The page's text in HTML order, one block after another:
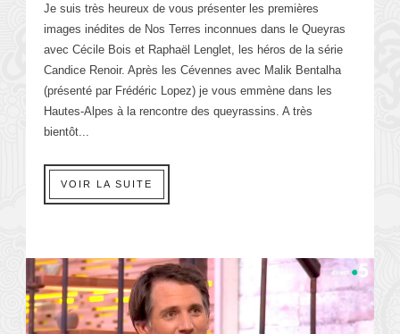
Je suis très heureux de vous présenter les premières
images inédites de Nos Terres inconnues dans le Queyras
avec Cécile Bois et Raphaël Lenglet, les héros de la série
Candice Renoir. Après les Cévennes avec Malik Bentalha
(présenté par Frédéric Lopez) je vous emmène dans les
Hautes-Alpes à la rencontre des queyrassins. A très
bientôt...
VOIR LA SUITE